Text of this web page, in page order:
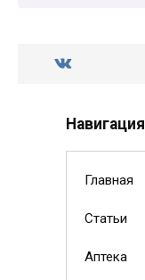
Навигация
Главная
Статьи
Аптека